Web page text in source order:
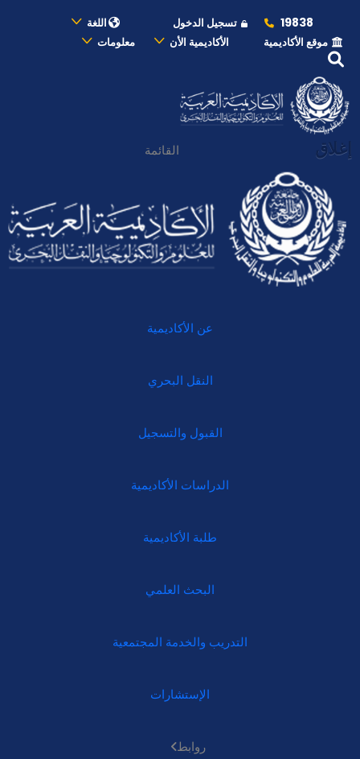
19838 تسجيل الدخول
اللغة
موقع الأكاديمية
الأكاديمية الأن معلومات
إغلاق القائمة
عن الأكاديمية
النقل البحري
القبول والتسجيل
الدراسات الأكاديمية
طلبة الأكاديمية
البحث العلمي
التدريب والخدمة المجتمعية
الإستشارات
روابط